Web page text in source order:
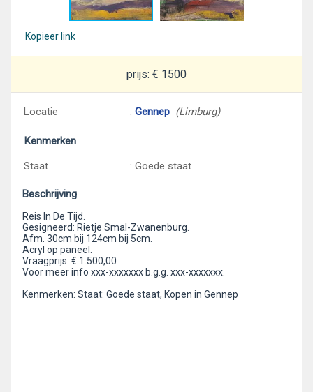
Kopieer link
prijs: € 1500
Locatie : Gennep (Limburg)
Kenmerken
Staat
: Goede staat
Beschrijving
Reis In De Tijd.
Gesigneerd: Rietje Smal-Zwanenburg.
Afm. 30cm bij 124cm bij 5cm.
Acryl op paneel.
Vraagprijs: € 1.500,00
Voor meer info xxx-xxxxxxx b.g.g. xxx-xxxxxxx.
Kenmerken: Staat: Goede staat, Kopen in Gennep